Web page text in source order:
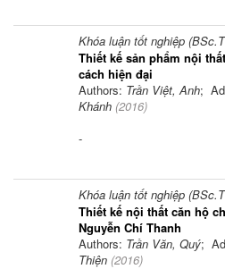
Khóa luận tốt nghiệp
Thiết kế sản phẩm nội
cách hiện đại
Authors: Trần Việt, Anh;
Khánh (2016)
-
Khóa luận tốt nghiệp
Thiết kế nội thất căn hộ
Nguyễn Chí Thanh
Authors: Trần Văn, Quý;
Thiện (2016)